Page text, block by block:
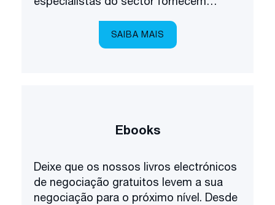
navegação na plataforma.
SAIBA MAIS
Ebooks
Deixe que os nossos livros electrónicos
de negociação gratuitos levem a sua
negociação para o próximo nível. Desde